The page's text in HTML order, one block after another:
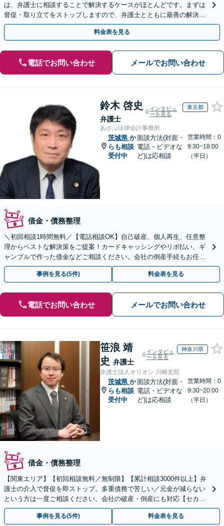
は、弁護士に相談することで解決するケースがほとんどです。まずは
督促・取り立てをストップしますので、弁護士とともに最善の解決策
を考えましょう。【休日・夜間面談可】【LINE相談可】
料金表を見る
電話でお問い合わせ メールでお問い合わせ
鈴木 啓史
弁護士
インタビュ
ーを見る
東京都
あざぶ法律会計事務所
茨城県 か
らも相談
受付中
面談方法(対面・
電話・ビデオな
ど)は応相談
営業時間：0
9:30~18:00
（平日）
借金・債務整理
＼初回相談1時間無料／【電話相談OK】自己破産、個人再生、任意整
理からベストな解決策をご提案！カードキャッシングやリボ払い、ギ
ャンブルで作った借金などご相談ください。会社の倒産手続もお任せ
◎【休日・夜間相談可】【WEB面談対応】
事例を見る(5件) 料金表を見る
電話でお問い合わせ メールでお問い合わせ
笹浪 靖
史 弁護士
インタビュ
ーを見る
神奈川県
弁護士法人オリオン 川崎支部
茨城県 か
らも相談
受付中
面談方法(対面・
電話・ビデオな
ど)は応相談
営業時間：0
9:30~20:00
（平日）
借金・債務整理
【関東エリア】【初回相談無料／無制限】【累計相談3000件以上】弁
護士の介入で督促を即ストップ。多重債務で苦しい／元金が減らない
という方は一度ご相談ください。会社の破産・倒産にも対応【セカン
ドオピニオン可】【分割払い・後払い可】
事例を見る(5件) 料金表を見る